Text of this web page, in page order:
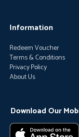
Information
Redeem Voucher
Terms & Conditions
Privacy Policy
About Us
Download Our